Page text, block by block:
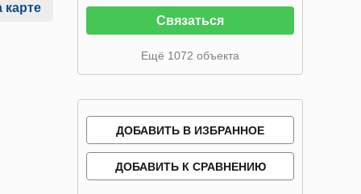
карте
Связаться
Ещё 1072 объекта
ДОБАВИТЬ В ИЗБРАННОЕ
ДОБАВИТЬ К СРАВНЕНИЮ